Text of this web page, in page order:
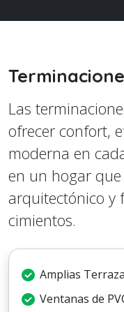
Las
ofrecer confort,
moderna en
en un hogar
arquitectónico y
cimientos.
Amplias
Ventanas de